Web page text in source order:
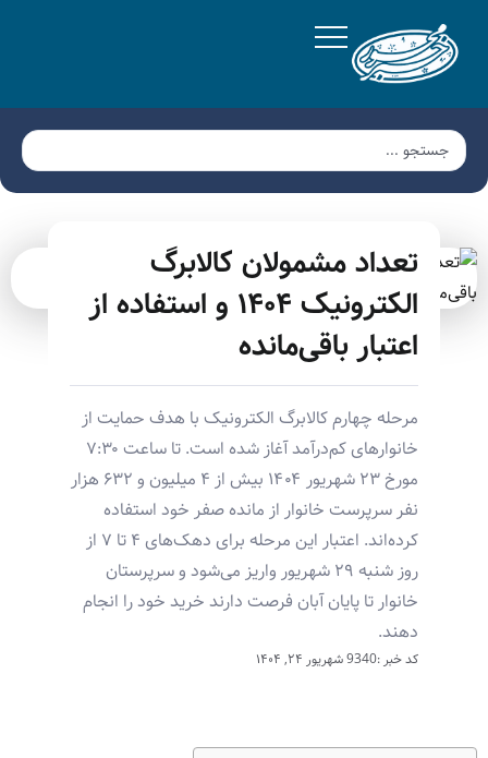
تعداد مشمولان کالابرگ
الکترونیک ۱۴۰۴ و استفاده از
اعتبار باقی‌مانده
مرحله چهارم کالابرگ الکترونیک با هدف حمایت از
خانوارهای کم‌درآمد آغاز شده است. تا ساعت ۷:۳۰
مورخ ۲۳ شهریور ۱۴۰۴ بیش از ۴ میلیون و ۶۳۲ هزار
نفر سرپرست خانوار از مانده صفر خود استفاده
کرده‌اند. اعتبار این مرحله برای دهک‌های ۴ تا ۷ از
روز شنبه ۲۹ شهریور واریز می‌شود و سرپرستان
خانوار تا پایان آبان فرصت دارند خرید خود را انجام
دهند.
کد خبر :9340 شهریور ۲۴, ۱۴۰۴